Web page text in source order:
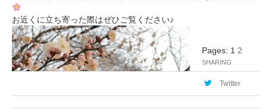
お近くに立ち寄った際はぜひご覧ください♪
Pages: 1 2
SHARING
Twitter